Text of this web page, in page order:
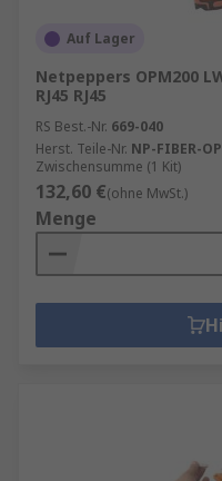
Auf Lager
Netpeppers OPM200
RJ45 RJ45
RS Best.-Nr. 669-040
Herst. Teile-Nr. NP-FIBER-
Zwischensumme (1 Kit)
132,60 €(ohne MwSt.)
Menge